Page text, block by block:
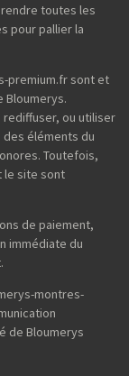
toutes les
pour pallier la
premium.fr sont et
ou utiliser
éléments du
Toutefois,
le site sont
de paiement,
immédiate du
montres-
de Bloumerys